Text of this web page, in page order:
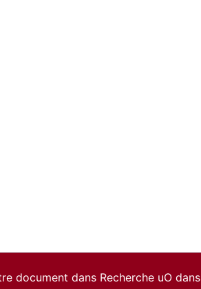
document dans Recherche uO dans